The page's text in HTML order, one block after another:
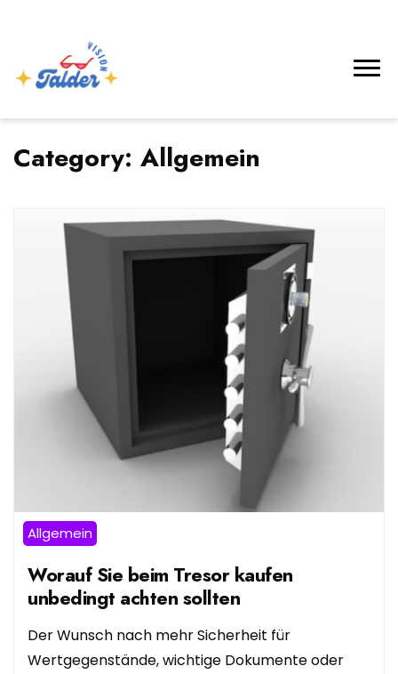
Category: Allgemein
Allgemein
Worauf Sie beim Tresor kaufen
unbedingt achten sollten
Der Wunsch nach mehr Sicherheit für
Wertgegenstände, wichtige Dokumente oder